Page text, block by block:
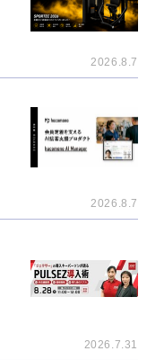
2026.8.7
2026.8.7
2026.7.31